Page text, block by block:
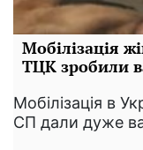
Мобілізація
ТЦК зробили
Мобілізація в
СП дали дуже